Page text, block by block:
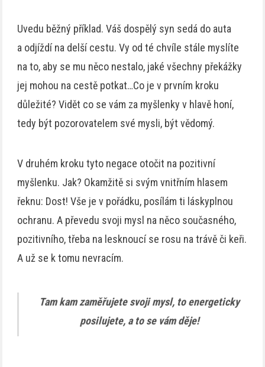
Uvedu běžný příklad. Váš dospělý syn sedá do auta
a odjíždí na delší cestu. Vy od té chvíle stále myslíte
na to, aby se mu něco nestalo, jaké všechny překážky
jej mohou na cestě potkat…Co je v prvním kroku
důležité? Vidět co se vám za myšlenky v hlavě honí,
tedy být pozorovatelem své mysli, být vědomý.
V druhém kroku tyto negace otočit na pozitivní
myšlenku. Jak? Okamžitě si svým vnitřním hlasem
řeknu: Dost! Vše je v pořádku, posílám ti láskyplnou
ochranu. A převedu svoji mysl na něco současného,
pozitivního, třeba na lesknoucí se rosu na trávě či keři.
A už se k tomu nevracím.
Tam kam zaměřujete svoji mysl, to energeticky
posilujete, a to se vám děje!